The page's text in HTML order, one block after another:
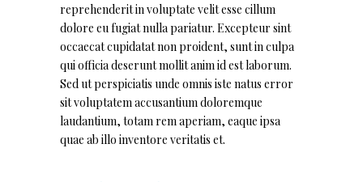
reprehenderit in voluptate velit esse cillum
dolore eu fugiat nulla pariatur. Excepteur sint
occaecat cupidatat non proident, sunt in culpa
qui officia deserunt mollit anim id est laborum.
Sed ut perspiciatis unde omnis iste natus error
sit voluptatem accusantium doloremque
laudantium, totam rem aperiam, eaque ipsa
quae ab illo inventore veritatis et.